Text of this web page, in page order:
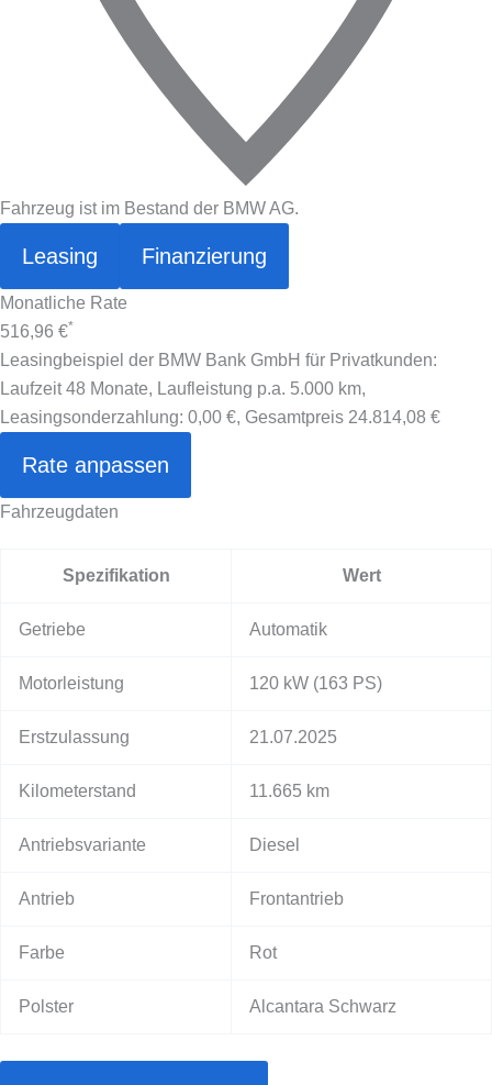
Fahrzeug ist im Bestand der BMW AG.
Leasing Finanzierung
Monatliche Rate
516,96 €*
Leasingbeispiel der BMW Bank GmbH für Privatkunden:
Laufzeit 48 Monate, Laufleistung p.a. 5.000 km,
Leasingsonderzahlung: 0,00 €, Gesamtpreis 24.814,08 €
Rate anpassen
Fahrzeugdaten
Spezifikation Wert
Getriebe Automatik
Motorleistung 120 kW (163 PS)
Erstzulassung 21.07.2025
Kilometerstand 11.665 km
Antriebsvariante Diesel
Antrieb Frontantrieb
Farbe Rot
Polster Alcantara Schwarz